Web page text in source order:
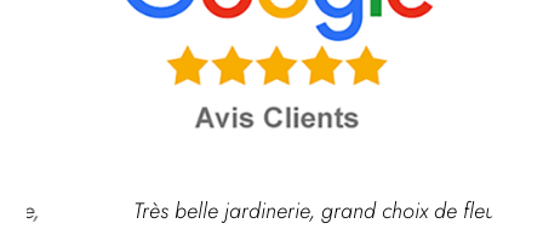
Très belle jardinerie, grand choix de fleurs et